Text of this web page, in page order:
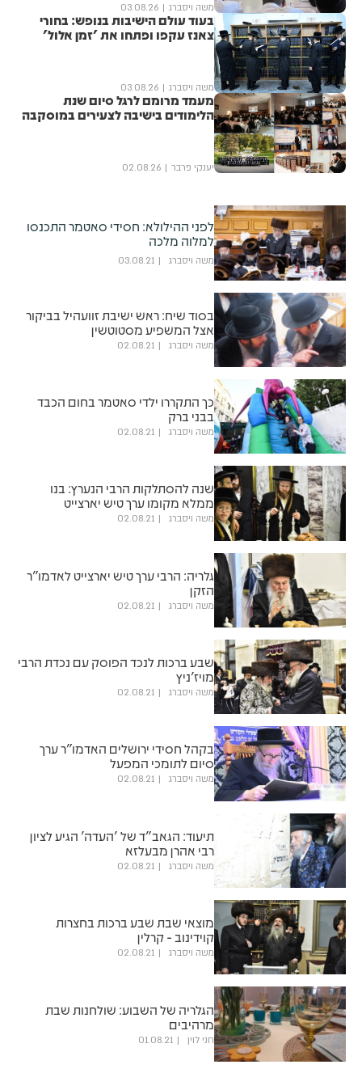
משה ויסברג 03.08.26
בעוד עולם הישיבות בנופש: בחורי
צאנז עקפו ופתחו את 'זמן אלול'
משה ויסברג 03.08.26
מעמד מרומם לרגל סיום שנת
הלימודים בישיבה לצעירים במוסקבה
יענקי פרבר 02.08.26
לפני ההילולא: חסידי סאטמר התכנסו
למלוה מלכה
משה ויסברג 03.08.21
בסוד שיח: ראש ישיבת זוועהיל בביקור
אצל המשפיע מסטוטשין
משה ויסברג 02.08.21
כך התקררו ילדי סאטמר בחום הכבד
בבני ברק
משה ויסברג 02.08.21
שנה להסתלקות הרבי הנערץ: בנו
ממלא מקומו ערך טיש יארצייט
משה ויסברג 02.08.21
גלריה: הרבי ערך טיש יארצייט לאדמו"ר
הזקן
משה ויסברג 02.08.21
שבע ברכות לנכד הפוסק עם נכדת הרבי
מויז'ניץ
משה ויסברג 02.08.21
בקהל חסידי ירושלים האדמו"ר ערך
סיום לתומכי המפעל
משה ויסברג 02.08.21
תיעוד: הגאב"ד של 'העדה' הגיע לציון
רבי אהרן מבעלזא
משה ויסברג 02.08.21
מוצאי שבת שבע ברכות בחצרות
קוידינוב - קרלין
משה ויסברג 02.08.21
הגלריה של השבוע: שולחנות שבת
מרהיבים
חני לוין 01.08.21